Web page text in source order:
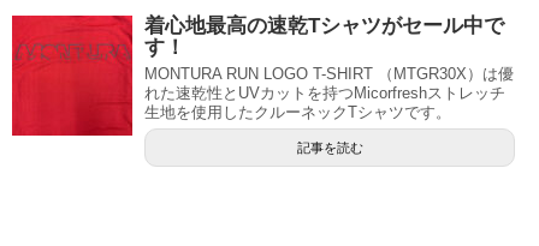
着心地最高の速乾Tシャツがセール中で
す！
MONTURA RUN LOGO T-SHIRT （MTGR30X）は優
れた速乾性とUVカットを持つMicorfreshストレッチ
生地を使用したクルーネックTシャツです。
記事を読む